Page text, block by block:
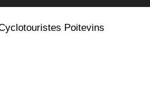
Poitevins